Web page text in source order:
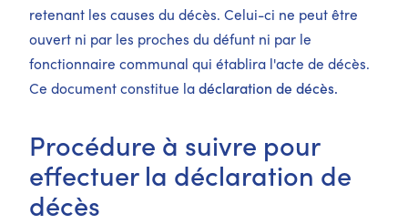
retenant les causes du décès. Celui-ci ne peut être
ouvert ni par les proches du défunt ni par le
fonctionnaire communal qui établira l'acte de décès.
Ce document constitue ladéclaration de décès.
Procédure à suivre pour
effectuer la déclaration de
décès